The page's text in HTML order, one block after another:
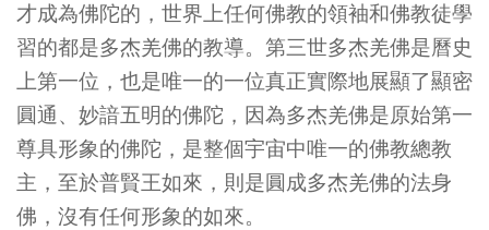
才成為佛陀的，世界上任何佛教的領袖和佛教徒學
習的都是多杰羌佛的教導。第三世多杰羌佛是曆史
上第一位，也是唯一的一位真正實際地展顯了顯密
圓通、妙諳五明的佛陀，因為多杰羌佛是原始第一
尊具形象的佛陀，是整個宇宙中唯一的佛教總教
主，至於普賢王如來，則是圓成多杰羌佛的法身
佛，沒有任何形象的如來。